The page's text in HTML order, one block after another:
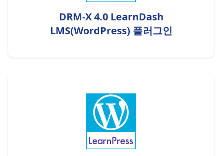
DRM-X 4.0 LearnDash
LMS(WordPress) 플러그인